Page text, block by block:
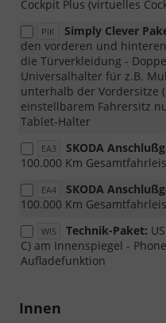
Cockpit Plus (virtuelles
PIK Simply Clever
den vorderen und
die Türverkleidung -
Universalhalter für z.B.
unterhalb der Vordersitze
einstellbarem Fahrersitz
Tablet-Halter
EA3 SKODA
100.000 Km
EA4 SKODA
100.000 Km
WIS Technik-Paket:
C) am Innenspiegel -
Aufladefunktion
Innen